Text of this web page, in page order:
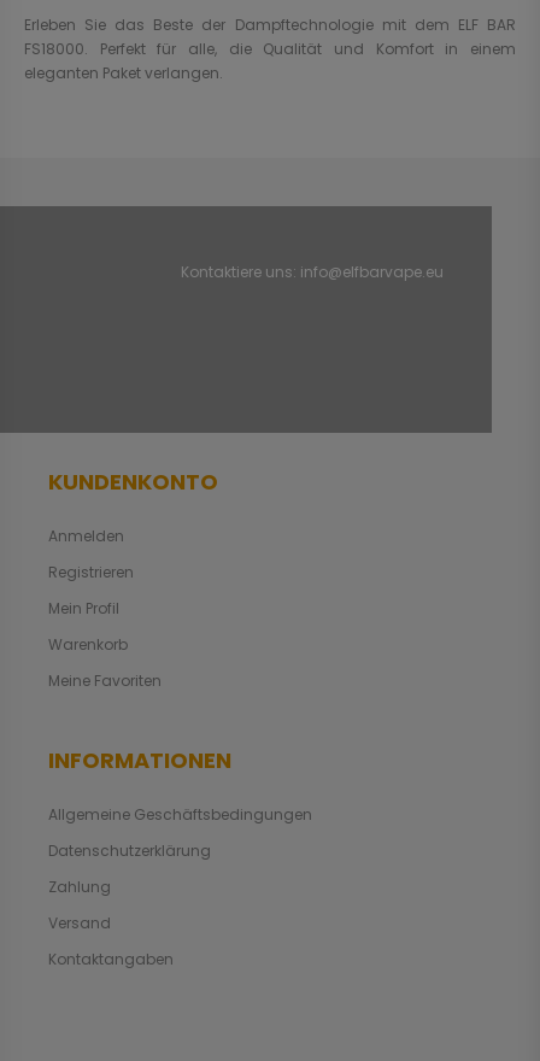
Erleben Sie das Beste der Dampftechnologie mit dem ELF BAR
FS18000. Perfekt für alle, die Qualität und Komfort in einem
eleganten Paket verlangen.
Kontaktiere uns: info@elfbarvape.eu
KUNDENKONTO
Anmelden
Registrieren
Mein Profil
Warenkorb
Meine Favoriten
INFORMATIONEN
Allgemeine Geschäftsbedingungen
Datenschutzerklärung
Zahlung
Versand
Kontaktangaben